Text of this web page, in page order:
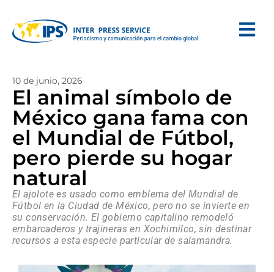
10 de junio, 2026
El animal símbolo de
México gana fama con
el Mundial de Fútbol,
pero pierde su hogar
natural
El ajolote es usado como emblema del Mundial de
Fútbol en la Ciudad de México, pero no se invierte en
su conservación. El gobierno capitalino remodeló
embarcaderos y trajineras en Xochimilco, sin destinar
recursos a esta especie particular de salamandra.